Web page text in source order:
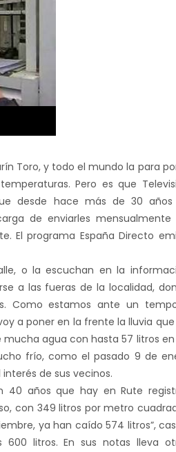
Toro, y todo el mundo la para
Pero es que
desde hace más de 30 años
de enviarles mensualmente
El programa España Directo
o la escuchan en la
a las fueras de la localidad,
Como estamos ante un
a poner en la frente la lluvia
mucha agua con hasta 57 litros
frío, como el pasado 9 de
de sus vecinos.
40 años que hay en Rute
con 349 litros por metro
ya han caído 574 litros”,
litros. En sus notas lleva